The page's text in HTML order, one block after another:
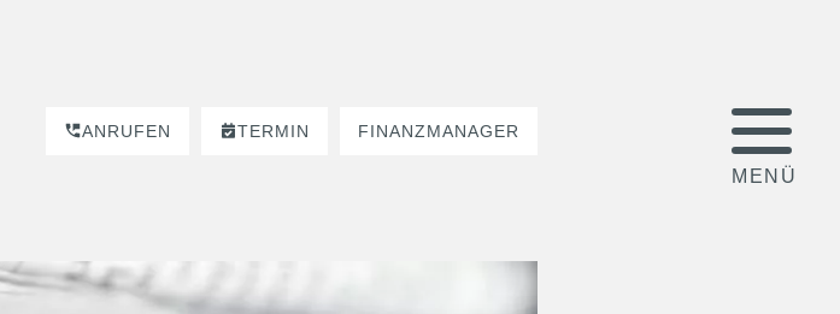
ANRUFEN TERMIN FINANZMANAGER